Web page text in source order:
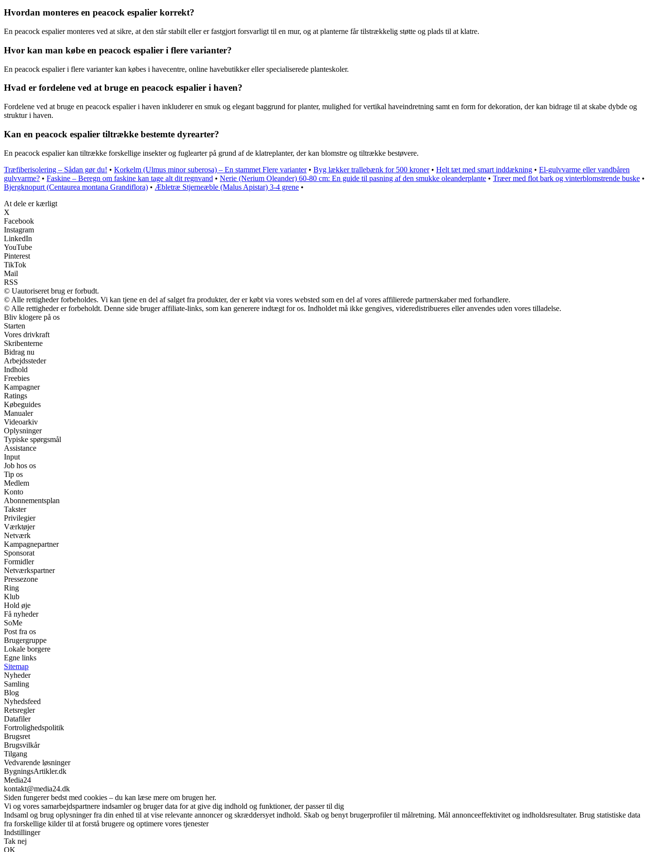
Hvordan monteres en peacock espalier korrekt?
En peacock espalier monteres ved at sikre, at den står stabilt eller er fastgjort forsvarligt til en mur, og at planterne får tilstrækkelig støtte og plads til at klatre.
Hvor kan man købe en peacock espalier i flere varianter?
En peacock espalier i flere varianter kan købes i havecentre, online havebutikker eller specialiserede planteskoler.
Hvad er fordelene ved at bruge en peacock espalier i haven?
Fordelene ved at bruge en peacock espalier i haven inkluderer en smuk og elegant baggrund for planter, mulighed for vertikal haveindretning samt en form for dekoration, der kan bidrage til at skabe dybde og
struktur i haven.
Kan en peacock espalier tiltrække bestemte dyrearter?
En peacock espalier kan tiltrække forskellige insekter og fuglearter på grund af de klatreplanter, der kan blomstre og tiltrække bestøvere.
Træfiberisolering – Sådan gør du! • Korkelm (Ulmus minor suberosa) – En stammet Flere varianter• Byg lækker trallebænk for 500 kroner• Helt tæt med smart inddækning • El-gulvvarme eller vandbåren
gulvvarme? • Faskine – Beregn om faskine kan tage alt dit regnvand • Nerie (Nerium Oleander) 60-80 cm: En guide til pasning af den smukke oleanderplante • Træer med flot bark og vinterblomstrende buske •
Bjergknopurt (Centaurea montana Grandiflora) • Æbletræ Stjerneæble (Malus Apistar) 3-4 grene •
At dele er kærligt
X
Facebook
Instagram
LinkedIn
YouTube
Pinterest
TikTok
Mail
RSS
© Uautoriseret brug er forbudt.
© Alle rettigheder forbeholdes. Vi kan tjene en del af salget fra produkter, der er købt via vores websted som en del af vores affilierede partnerskaber med forhandlere.
© Alle rettigheder er forbeholdt. Denne side bruger affiliate-links, som kan generere indtægt for os. Indholdet må ikke gengives, videredistribueres eller anvendes uden vores tilladelse.
Bliv klogere på os
Starten
Vores drivkraft
Skribenterne
Bidrag nu
Arbejdssteder
Indhold
Freebies
Kampagner
Ratings
Købeguides
Manualer
Videoarkiv
Oplysninger
Typiske spørgsmål
Assistance
Input
Job hos os
Tip os
Medlem
Konto
Abonnementsplan
Takster
Privilegier
Værktøjer
Netværk
Kampagnepartner
Sponsorat
Formidler
Netværkspartner
Pressezone
Ring
Klub
Hold øje
Få nyheder
SoMe
Post fra os
Brugergruppe
Lokale borgere
Egne links
Sitemap
Nyheder
Samling
Blog
Nyhedsfeed
Retsregler
Datafiler
Fortrolighedspolitik
Brugsret
Brugsvilkår
Tilgang
Vedvarende løsninger
BygningsArtikler.dk
Media24
kontakt@media24.dk
Siden fungerer bedst med cookies – du kan læse mere om brugen her.
Vi og vores samarbejdspartnere indsamler og bruger data for at give dig indhold og funktioner, der passer til dig
Indsaml og brug oplysninger fra din enhed til at vise relevante annoncer og skræddersyet indhold. Skab og benyt brugerprofiler til målretning. Mål annonceeffektivitet og indholdsresultater. Brug statistiske data
fra forskellige kilder til at forstå brugere og optimere vores tjenester
Indstillinger
Tak nej
OK